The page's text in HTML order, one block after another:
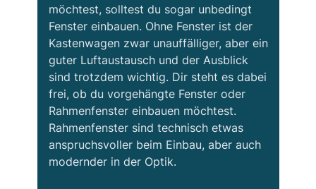
möchtest, solltest du sogar unbedingt
Fenster einbauen. Ohne Fenster ist der
Kastenwagen zwar unauffälliger, aber ein
guter Luftaustausch und der Ausblick
sind trotzdem wichtig. Dir steht es dabei
frei, ob du vorgehängte Fenster oder
Rahmenfenster einbauen möchtest.
Rahmenfenster sind technisch etwas
anspruchsvoller beim Einbau, aber auch
modernder in der Optik.